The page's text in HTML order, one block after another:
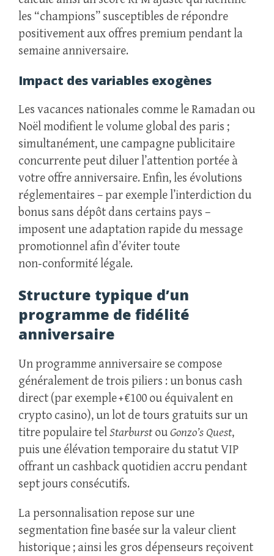
les “champions” susceptibles de répondre
positivement aux offres premium pendant la
semaine anniversaire.
Impact des variables exogènes
Les vacances nationales comme le Ramadan ou
Noël modifient le volume global des paris ;
simultanément, une campagne publicitaire
concurrente peut diluer l’attention portée à
votre offre anniversaire. Enfin, les évolutions
réglementaires – par exemple l’interdiction du
bonus sans dépôt dans certains pays –
imposent une adaptation rapide du message
promotionnel afin d’éviter toute
non‑conformité légale.
Structure typique d’un
programme de fidélité
anniversaire
Un programme anniversaire se compose
généralement de trois piliers : un bonus cash
direct (par exemple + €100 ou équivalent en
crypto casino), un lot de tours gratuits sur un
titre populaire telStarburstouGonzo’s Quest,
puis une élévation temporaire du statut VIP
offrant un cashback quotidien accru pendant
sept jours consécutifs.
La personnalisation repose sur une
segmentation fine basée sur la valeur client
historique ; ainsi les gros dépenseurs reçoivent